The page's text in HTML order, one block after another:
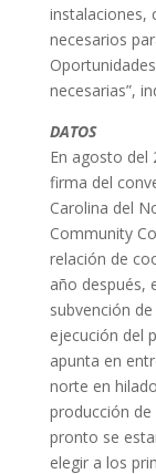
instalaciones,
necesarios
necesarias”,
DATOS
En agosto del
firma del
Carolina del
Community
relación de
año después,
subvención
ejecución del
apunta en
norte en
producción de
pronto se
elegir a los